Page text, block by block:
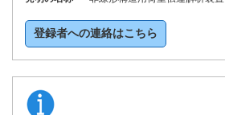
登録者への連絡はこちら